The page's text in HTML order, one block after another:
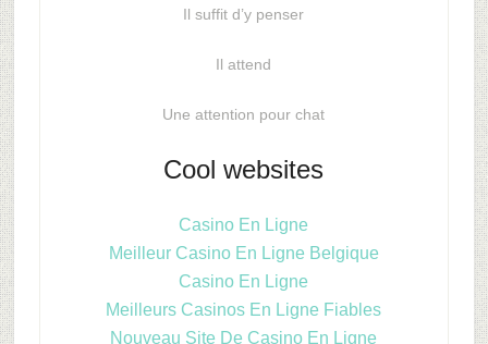
Il suffit d’y penser
Il attend
Une attention pour chat
Cool websites
Casino En Ligne
Meilleur Casino En Ligne Belgique
Casino En Ligne
Meilleurs Casinos En Ligne Fiables
Nouveau Site De Casino En Ligne